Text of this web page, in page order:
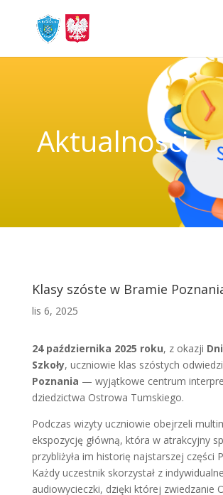
Aktualności
Klasy szóste w Bramie
lis 6, 2025
24 października 2025 roku, z okazji
Szkoły, uczniowie klas szóstych
Poznania — wyjątkowe centrum
dziedzictwa Ostrowa Tumskiego.
Podczas wizyty uczniowie obejrzeli
ekspozycję główną, która w atrakcyjny
przybliżyła im historię najstarszej części
Każdy uczestnik skorzystał z
audiowycieczki, dzięki której zwiedzanie